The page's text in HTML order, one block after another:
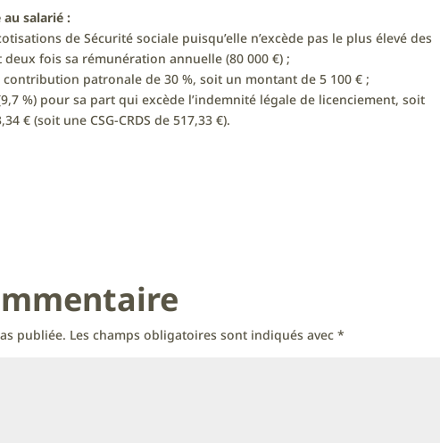
salarié :
de Sécurité sociale puisqu’elle n’excède pas le plus élevé des
fois sa rémunération annuelle (80 000 €) ;
patronale de 30 %, soit un montant de 5 100 € ;
%) pour sa part qui excède l’indemnité légale de licenciement, soit
€ (soit une CSG-CRDS de 517,33 €).
publiée. Les champs obligatoires sont indiqués avec*